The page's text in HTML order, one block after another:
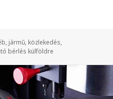
, jármű, közlekedés,
bérlés külföldre